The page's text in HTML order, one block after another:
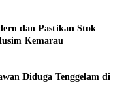
dan Pastikan Stok
Kemarau
Diduga Tenggelam di